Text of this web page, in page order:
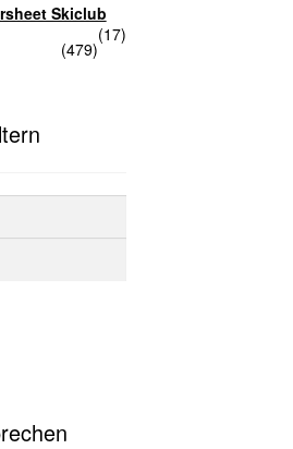
Skiclub
(17)
(479)